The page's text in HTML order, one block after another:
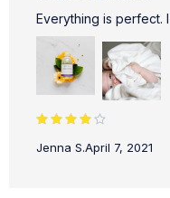
Everything is perfect.
out of 5
Jenna S.April 7, 2021